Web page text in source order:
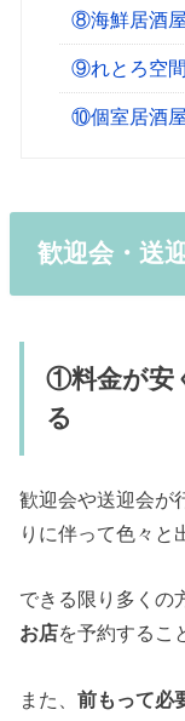
⑧海鮮居酒
⑨れとろ空
⑩個室居酒
歓迎会・送
①料金が安
る
歓迎会や送迎会が
りに伴って色々と
できる限り多くの
お店を予約するこ
また、前もって必